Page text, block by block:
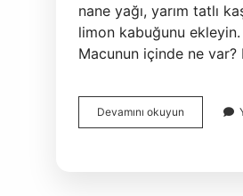
nane yağı, yarım tatlı
limon kabuğunu
Macunun içinde ne
Devamını okuyun Macunun
Içine